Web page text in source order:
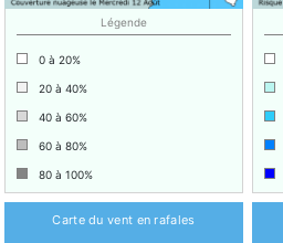
Légende
0 à 20%
20 à 40%
40 à 60%
60 à 80%
80 à 100%
Carte du vent en rafales